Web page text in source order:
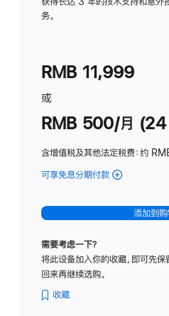
务。
RMB 11,999
或
RMB 500/月 (24
含增值税及其他法定税费：约
可享免息分期付款 (Studio
-
标
璃
添加到
需要考虑一下？
将此设备加入你的收藏，即可先保
回来再继续选购。
收藏